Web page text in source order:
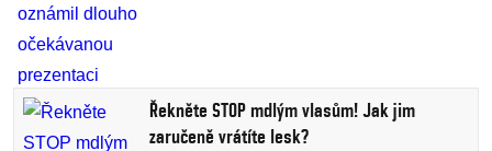
Řekněte STOP mdlým vlasům! Jak jim
zaručeně vrátíte lesk?